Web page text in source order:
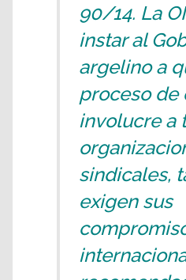
90/14. La
instar al
argelino a
proceso de
involucre a
sindicales,
exigen sus